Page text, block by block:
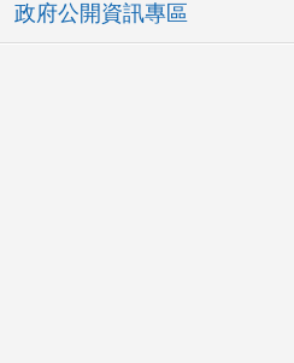
政府公開資訊專區